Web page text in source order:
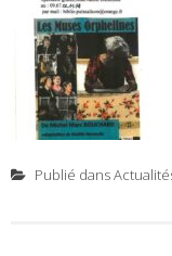
Publié dans